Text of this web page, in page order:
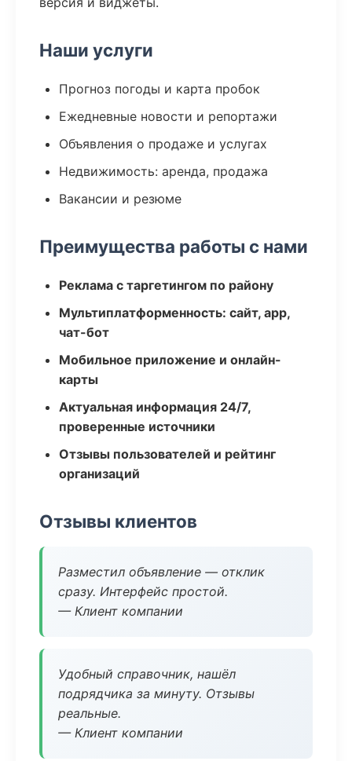
Наши услуги
Прогноз погоды и карта пробок
Ежедневные новости и репортажи
Объявления о продаже и услугах
Недвижимость: аренда, продажа
Вакансии и резюме
Преимущества работы с нами
Реклама с таргетингом по району
Мультиплатформенность: сайт, app,
чат-бот
Мобильное приложение и онлайн-
карты
Актуальная информация 24/7,
проверенные источники
Отзывы пользователей и рейтинг
организаций
Отзывы клиентов
Разместил объявление — отклик
сразу. Интерфейс простой.
— Клиент компании
Удобный справочник, нашёл
подрядчика за минуту. Отзывы
реальные.
— Клиент компании